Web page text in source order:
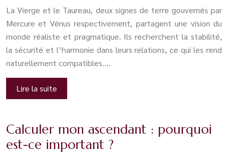
La Vierge et le Taureau, deux signes de terre gouvernés par
Mercure et Vénus respectivement, partagent une vision du
monde réaliste et pragmatique. Ils recherchent la stabilité,
la sécurité et l’harmonie dans leurs relations, ce qui les rend
naturellement compatibles….
Lire la suite
Calculer mon ascendant : pourquoi
est-ce important ?